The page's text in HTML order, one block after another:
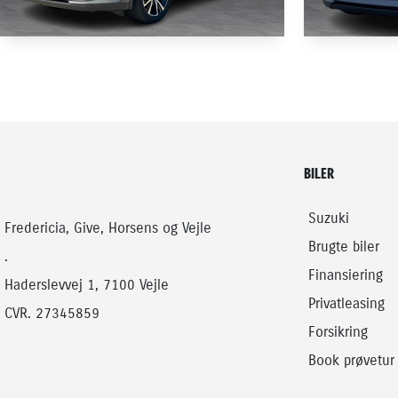
2024
PLUG-IN
Fredericia, Give, Horsens og Vejle
.
Haderslevvej 1, 7100 Vejle
CVR. 27345859
BILER
Suzuki
Brugte biler
Finansiering
Privatleasing
Forsikring
Book prøvetur